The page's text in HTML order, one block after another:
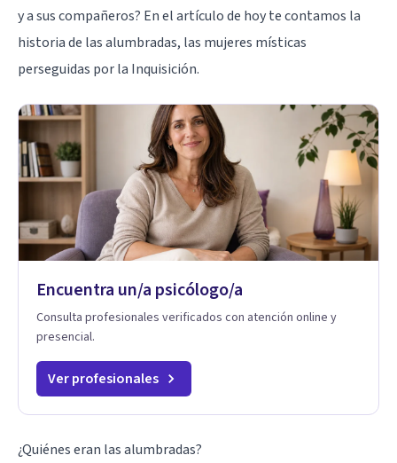
y a sus compañeros? En el artículo de hoy te contamos la
historia de las alumbradas, las mujeres místicas
perseguidas por la Inquisición.
Encuentra un/a psicólogo/a
Consulta profesionales verificados con atención online y
presencial.
Ver profesionales
¿Quiénes eran las alumbradas?